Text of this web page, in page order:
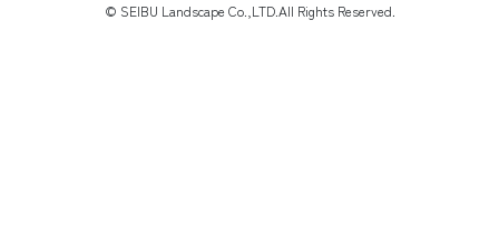
© SEIBU Landscape Co.,LTD.All Rights Reserved.